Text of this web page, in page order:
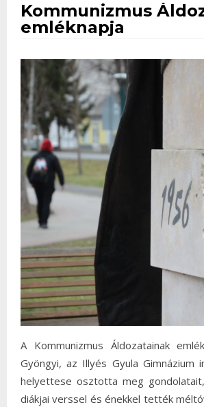
Kommunizmus
emléknapja
A Kommunizmus Áldozatainak
Gyöngyi, az Illyés Gyula Gimnázium
helyettese osztotta meg
diákjai verssel és énekkel tették